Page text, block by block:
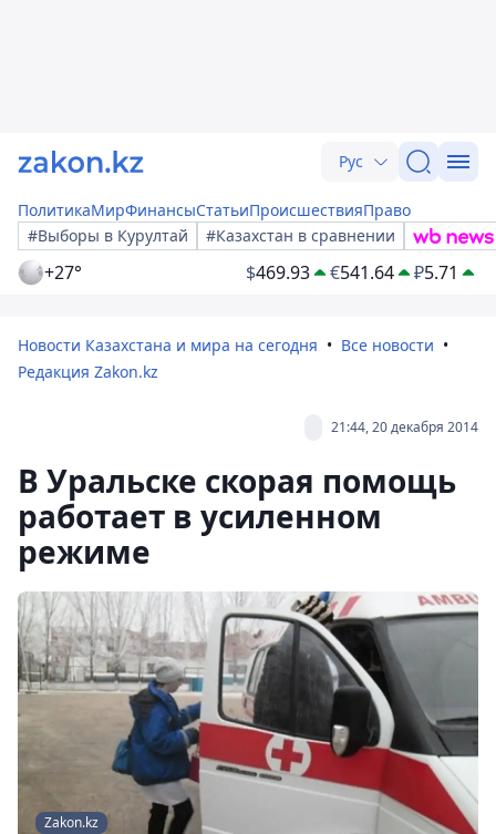
Рус
ПолитикаМирФинансыСтатьиПроисшествияПраво
#Выборы в Курултай
#Казахстан в сравнении
+27° $469.93 €541.64 ₽5.71
Новости Казахстана и мира на сегодня
Все новости
Редакция Zakon.kz
21:44, 20 декабря 2014
В Уральске скорая помощь
работает в усиленном
режиме
Zakon.kz